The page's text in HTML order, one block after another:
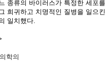
종류의 바이러스가 특정한 세포를
희귀하고 치명적인 질병을 일으킨
일치했다.
의학의